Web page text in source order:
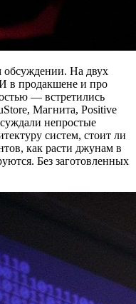
На двух
в продакшене и про
— встретились
Магнита, Positive
непростые
систем, стоит ли
как расти джунам в
Без заготовленных